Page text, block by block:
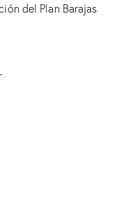
del Plan Barajas